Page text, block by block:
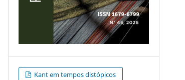
Kant em tempos distópicos